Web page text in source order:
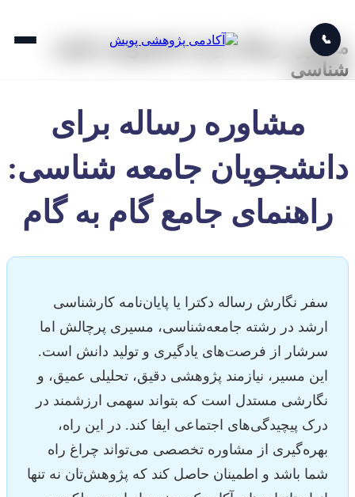
📞
مشاوره رساله برای دانشجویان جامعه
شناسی
مشاوره رساله برای
دانشجویان جامعه شناسی:
راهنمای جامع گام به گام
سفر نگارش رساله دکترا یا پایان‌نامه کارشناسی
ارشد در رشته جامعه‌شناسی، مسیری پرچالش اما
سرشار از فرصت‌های یادگیری و تولید دانش است.
این مسیر، نیازمند پژوهشی دقیق، تحلیلی عمیق، و
نگارشی مستدل است که بتواند سهمی ارزشمند در
درک پیچیدگی‌های اجتماعی ایفا کند. در این راه،
بهره‌گیری از مشاوره تخصصی می‌تواند چراغ راه
شما باشد و اطمینان حاصل کند که پژوهش‌تان نه تنها